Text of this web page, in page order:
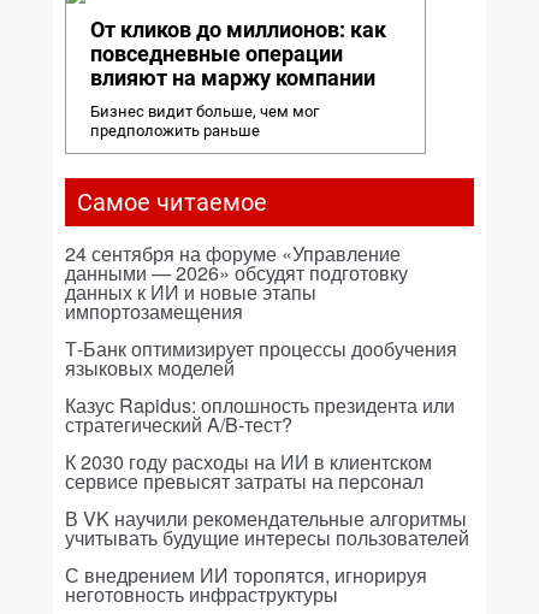
От кликов до миллионов: как
повседневные операции
влияют на маржу компании
Бизнес видит больше, чем мог
предположить раньше
Самое читаемое
24 сентября на форуме «Управление
данными — 2026» обсудят подготовку
данных к ИИ и новые этапы
импортозамещения
Т-Банк оптимизирует процессы дообучения
языковых моделей
Казус Rapidus: оплошность президента или
стратегический A/B-тест?
К 2030 году расходы на ИИ в клиентском
сервисе превысят затраты на персонал
В VK научили рекомендательные алгоритмы
учитывать будущие интересы пользователей
С внедрением ИИ торопятся, игнорируя
неготовность инфраструктуры